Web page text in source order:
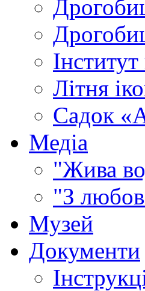
Літня
Садок
Медіа
"Жива
"З
Музей
Документи